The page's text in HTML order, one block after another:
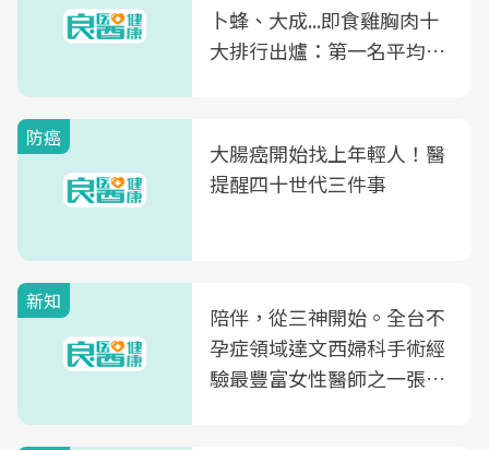
卜蜂、大成...即食雞胸肉十
大排行出爐：第一名平均一
防癌
大腸癌開始找上年輕人！醫
提醒四十世代三件事
新知
陪伴，從三神開始。全台不
孕症領域達文西婦科手術經
驗最豐富女性醫師之一張永